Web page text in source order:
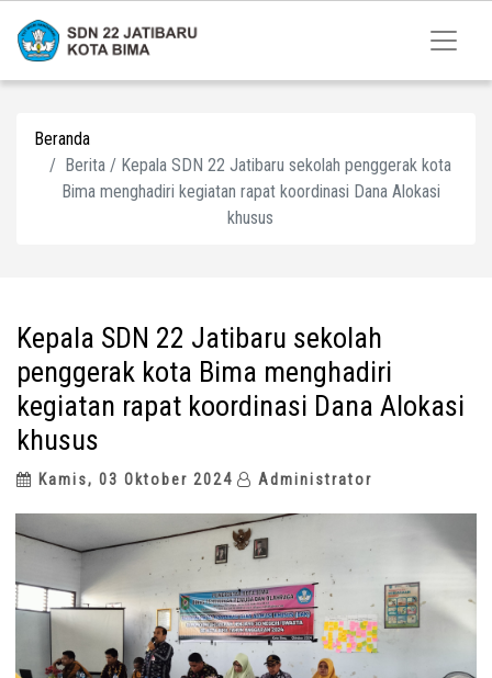
Beranda
Berita / Kepala SDN 22 Jatibaru sekolah penggerak kota
Bima menghadiri kegiatan rapat koordinasi Dana Alokasi
khusus
Kepala SDN 22 Jatibaru sekolah
penggerak kota Bima menghadiri
kegiatan rapat koordinasi Dana Alokasi
khusus
Kamis, 03 Oktober 2024 Administrator